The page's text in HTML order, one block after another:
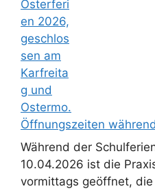
Öffnungszeiten
Während der
10.04.2026 ist die
vormittags geöffnet, die